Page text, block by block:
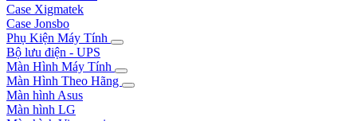
Case Xigmatek
Case Jonsbo
Phụ Kiện Máy Tính
Bộ lưu điện - UPS
Màn Hình Máy Tính
Màn Hình Theo Hãng
Màn hình Asus
Màn hình LG